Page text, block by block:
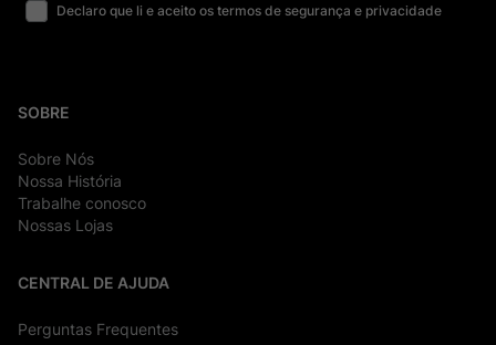
Declaro que li e aceito os termos de segurança e privacidade
SOBRE
Sobre Nós
Nossa História
Trabalhe conosco
Nossas Lojas
CENTRAL DE AJUDA
Perguntas Frequentes